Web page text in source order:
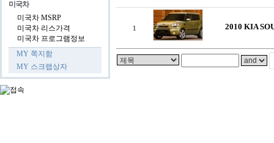
미국차
미국차 MSRP
미국차 리스가격
미국차 프로그램정보
MY 쪽지함
MY 스크랩상자
1 2010 KIA